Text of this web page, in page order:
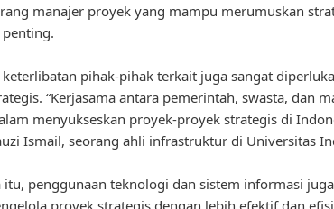
manajer proyek yang mampu merumuskan
keterlibatan pihak-pihak terkait juga sangat
“Kerjasama antara pemerintah, swasta, dan
menyukseskan proyek-proyek strategis di
Ismail, seorang ahli infrastruktur di Universitas
itu, penggunaan teknologi dan sistem informasi